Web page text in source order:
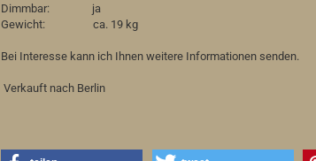
Dimmbar: ja
Gewicht: ca. 19 kg
Bei Interesse kann ich Ihnen weitere Informationen senden.
Verkauft nach Berlin